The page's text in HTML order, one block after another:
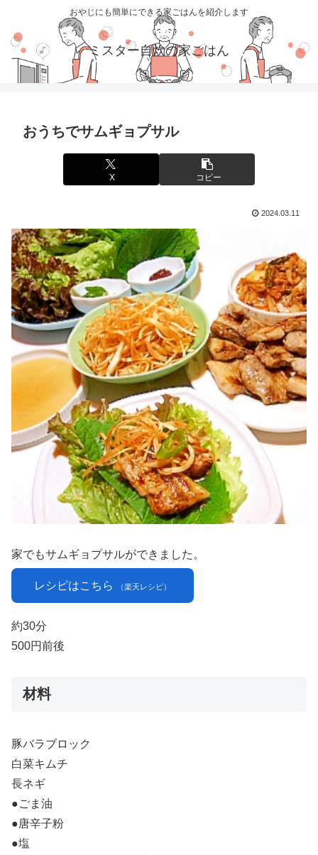
おやじにも簡単にできる家ごはんを紹介します
ミスター自炊の家ごはん
おうちでサムギョプサル
X コピー
2024.03.11
家でもサムギョプサルができました。
レシピはこちら （楽天レシピ）
約30分
500円前後
材料
豚バラブロック
白菜キムチ
長ネギ
●ごま油
●唐辛子粉
●塩